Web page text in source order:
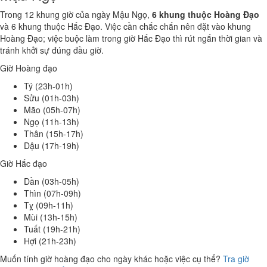
Trong 12 khung giờ của ngày Mậu Ngọ, 6 khung thuộc Hoàng Đạo
và 6 khung thuộc Hắc Đạo. Việc cần chắc chắn nên đặt vào khung
Hoàng Đạo; việc buộc làm trong giờ Hắc Đạo thì rút ngắn thời gian và
tránh khởi sự đúng đầu giờ.
Giờ Hoàng đạo
Tý (23h-01h)
Sửu (01h-03h)
Mão (05h-07h)
Ngọ (11h-13h)
Thân (15h-17h)
Dậu (17h-19h)
Giờ Hắc đạo
Dần (03h-05h)
Thìn (07h-09h)
Tỵ (09h-11h)
Mùi (13h-15h)
Tuất (19h-21h)
Hợi (21h-23h)
Muốn tính giờ hoàng đạo cho ngày khác hoặc việc cụ thể? Tra giờ